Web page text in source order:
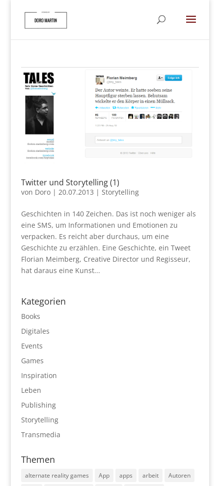
Twitter und Storytelling (1)
von Doro| 20.07.2013 | Storytelling
Geschichten in 140 Zeichen. Das ist noch weniger als
eine SMS, um Informationen und Emotionen zu
verpacken. Es reicht aber durchaus, um eine
Geschichte zu erzählen. Eine Geschichte, ein Tweet
Florian Meimberg, Creative Director und Regisseur,
hat daraus eine Kunst...
Kategorien
Books
Digitales
Events
Games
Inspiration
Leben
Publishing
Storytelling
Transmedia
Themen
alternate reality games App apps arbeit
Autoren